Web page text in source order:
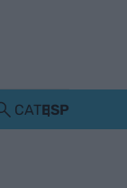
CATESP